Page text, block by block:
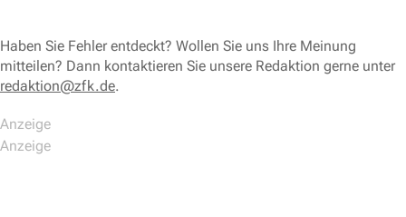
Haben Sie Fehler entdeckt? Wollen Sie uns Ihre Meinung
mitteilen? Dann kontaktieren Sie unsere Redaktion gerne unter
redaktion@zfk.de.